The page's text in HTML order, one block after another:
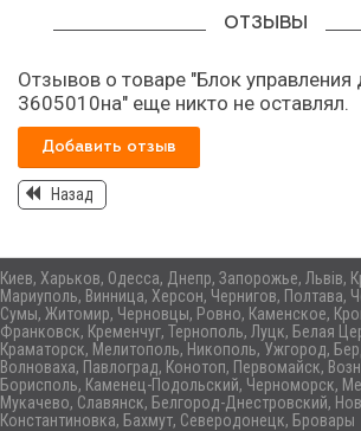
ОТЗЫВЫ
Отзывов о товаре "Блок управления
3605010на" еще никто не оставлял.
Добавить отзыв
Назад
Киев, Харьков, Одесса, Днепр, Запорожье, Львів,
Мариуполь, Винница, Херсон, Чернигов, Полтава,
Сумы, Житомир, Черновцы, Ровно, Каменское,
Франковск, Кременчуг, Тернополь, Луцк, Белая
Краматорск, Мелитополь, Никополь, Ужгород,
Волноваха, Павлоград, Конотоп, Первомайск,
Борисполь, Каменец-Подольский, Черноморск,
Мукачево, Славянск, Белгород-Днестровский,
Константиновка, Бахмут, Северодонецк, Бровары